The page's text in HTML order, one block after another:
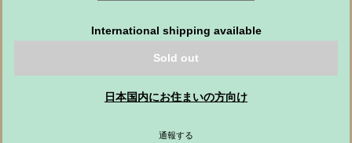
International shipping available
Sold out
日本国内にお住まいの方向け
通報する